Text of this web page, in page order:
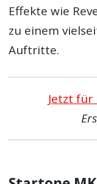
Effekte wie
zu einem
Auftritte.
Jetzt für